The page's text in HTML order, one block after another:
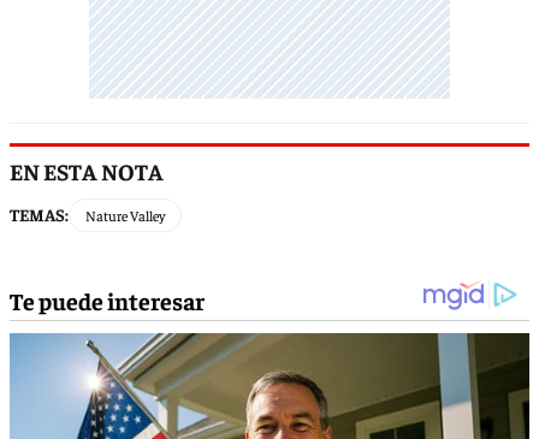
EN ESTA NOTA
TEMAS: Nature Valley